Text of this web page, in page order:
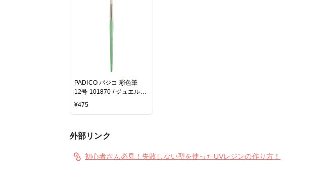
PADICO パジコ 彩色筆
12号 101870 / ジュエルラ
ット 素材 アクセサリー レ
¥475
外部リンク
初心者さん必見！失敗しない型を使ったUVレジンの作り方！